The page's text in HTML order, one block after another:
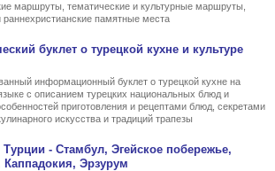
маршруты, тематические и культурные маршруты,
раннехристианские памятные места
буклет о турецкой кухнеи культуре
информационный буклет о турецкой кухне на
с описанием турецких национальных блюд и
приготовления и рецептами блюд, секретами
искусства и традиций трапезы
Турции - Стамбул, Эгейское побережье,
Каппадокия, Эрзурум